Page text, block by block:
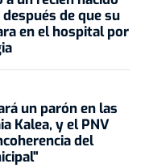
de que su
en el hospital por
un parón en las
Kalea, y el PNV
del